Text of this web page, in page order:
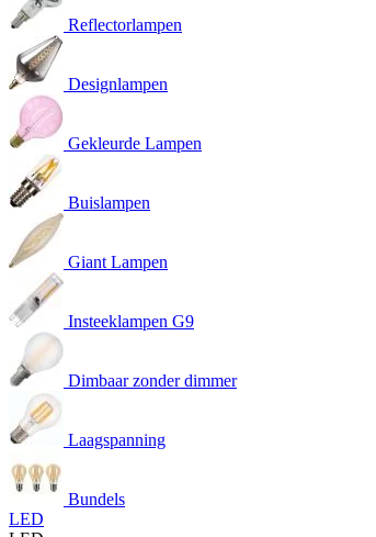
Reflectorlampen
Designlampen
Gekleurde Lampen
Buislampen
Giant Lampen
Insteeklampen G9
Dimbaar zonder dimmer
Laagspanning
Bundels
LED